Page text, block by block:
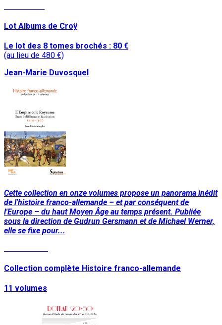
Lot Albums de Croÿ
Le lot des 8 tomes brochés : 80 €
(au lieu de 480 €)
Jean-Marie Duvosquel
Cette collection en onze volumes propose un panorama inédit
de l'histoire franco-allemande – et par conséquent de
l'Europe – du haut Moyen Âge au temps présent. Publiée
sous la direction de Gudrun Gersmann et de Michael Werner,
elle se fixe pour...
Collection complète Histoire franco-allemande
11 volumes